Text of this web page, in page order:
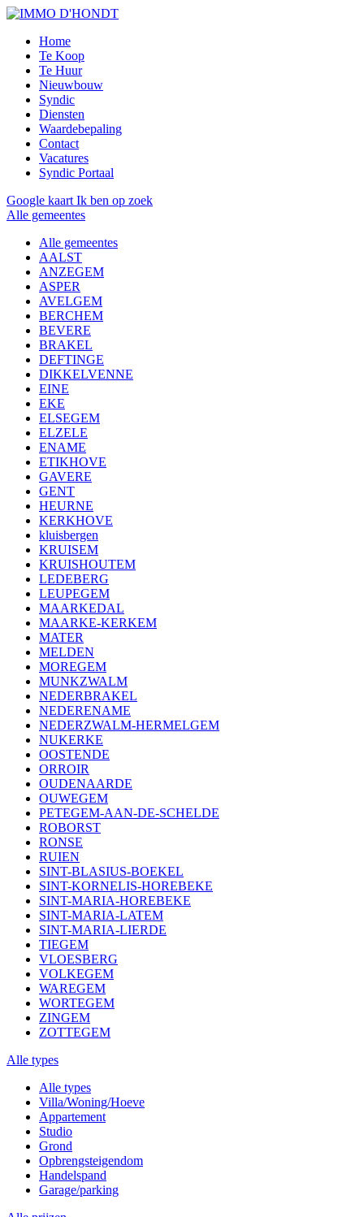
Home
Te Koop
Te Huur
Nieuwbouw
Syndic
Diensten
Waardebepaling
Contact
Vacatures
Syndic Portaal
Google kaart Ik ben op zoek
Alle gemeentes
Alle gemeentes
AALST
ANZEGEM
ASPER
AVELGEM
BERCHEM
BEVERE
BRAKEL
DEFTINGE
DIKKELVENNE
EINE
EKE
ELSEGEM
ELZELE
ENAME
ETIKHOVE
GAVERE
GENT
HEURNE
KERKHOVE
kluisbergen
KRUISEM
KRUISHOUTEM
LEDEBERG
LEUPEGEM
MAARKEDAL
MAARKE-KERKEM
MATER
MELDEN
MOREGEM
MUNKZWALM
NEDERBRAKEL
NEDERENAME
NEDERZWALM-HERMELGEM
NUKERKE
OOSTENDE
ORROIR
OUDENAARDE
OUWEGEM
PETEGEM-AAN-DE-SCHELDE
ROBORST
RONSE
RUIEN
SINT-BLASIUS-BOEKEL
SINT-KORNELIS-HOREBEKE
SINT-MARIA-HOREBEKE
SINT-MARIA-LATEM
SINT-MARIA-LIERDE
TIEGEM
VLOESBERG
VOLKEGEM
WAREGEM
WORTEGEM
ZINGEM
ZOTTEGEM
Alle types
Alle types
Villa/Woning/Hoeve
Appartement
Studio
Grond
Opbrengsteigendom
Handelspand
Garage/parking